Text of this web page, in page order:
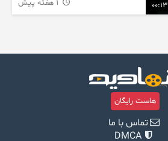
00:13
هاست رایگان
تماس با ما
DMCA